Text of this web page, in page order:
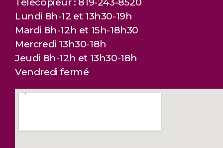
Lundi 8h-12 et 13h30-19h
Mardi 8h-12h et 15h-18h30
Mercredi 13h30-18h
Jeudi 8h-12h et 13h30-18h
Vendredi fermé